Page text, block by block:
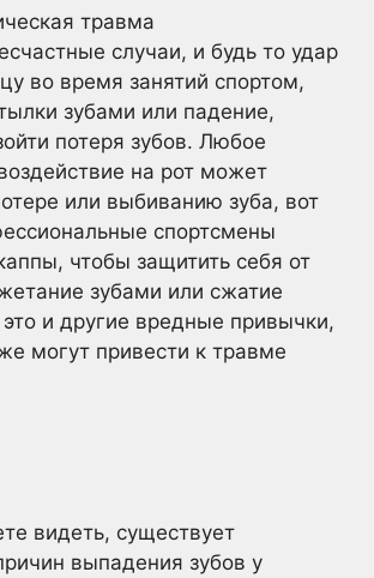
травма
случаи, и будь то удар
во время занятий спортом,
зубами или падение,
потеря зубов. Любое
на рот может
или выбиванию зуба, вот
спортсмены
чтобы защитить себя от
зубами или сжатие
и другие вредные привычки,
могут привести к травме
видеть, существует
выпадения зубов у